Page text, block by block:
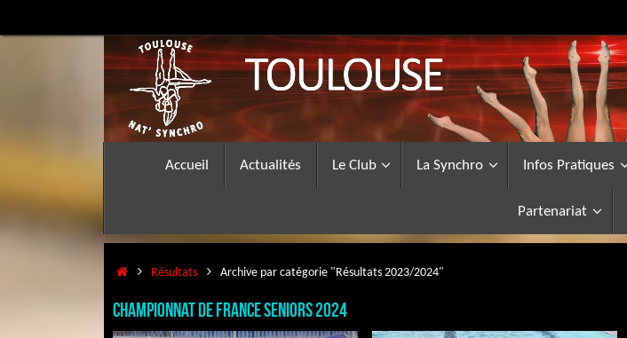
contenu
Accueil Actualités Le Club La Synchro Infos Pratiques
Partenariat
AccueilRésultats Archive par catégorie "Résultats 2023/2024"
CHAMPIONNAT DE FRANCE SENIORS 2024